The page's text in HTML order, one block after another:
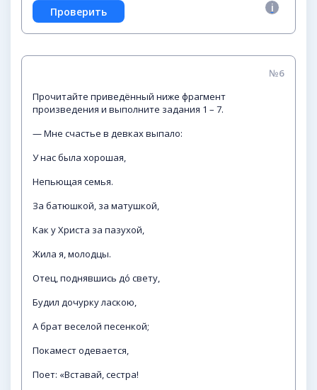
№6
Прочитайте приведённый ниже фрагмент
произведения и выполните задания 1 – 7.
— Мне счастье в девках выпало:
У нас была хорошая,
Непьющая семья.
За батюшкой, за матушкой,
Как у Христа за пазухой,
Жила я, молодцы.
Отец, поднявшись до́ свету,
Будил дочурку ласкою,
А брат веселой песенкой;
Покамест одевается,
Поет: «Вставай, сестра!